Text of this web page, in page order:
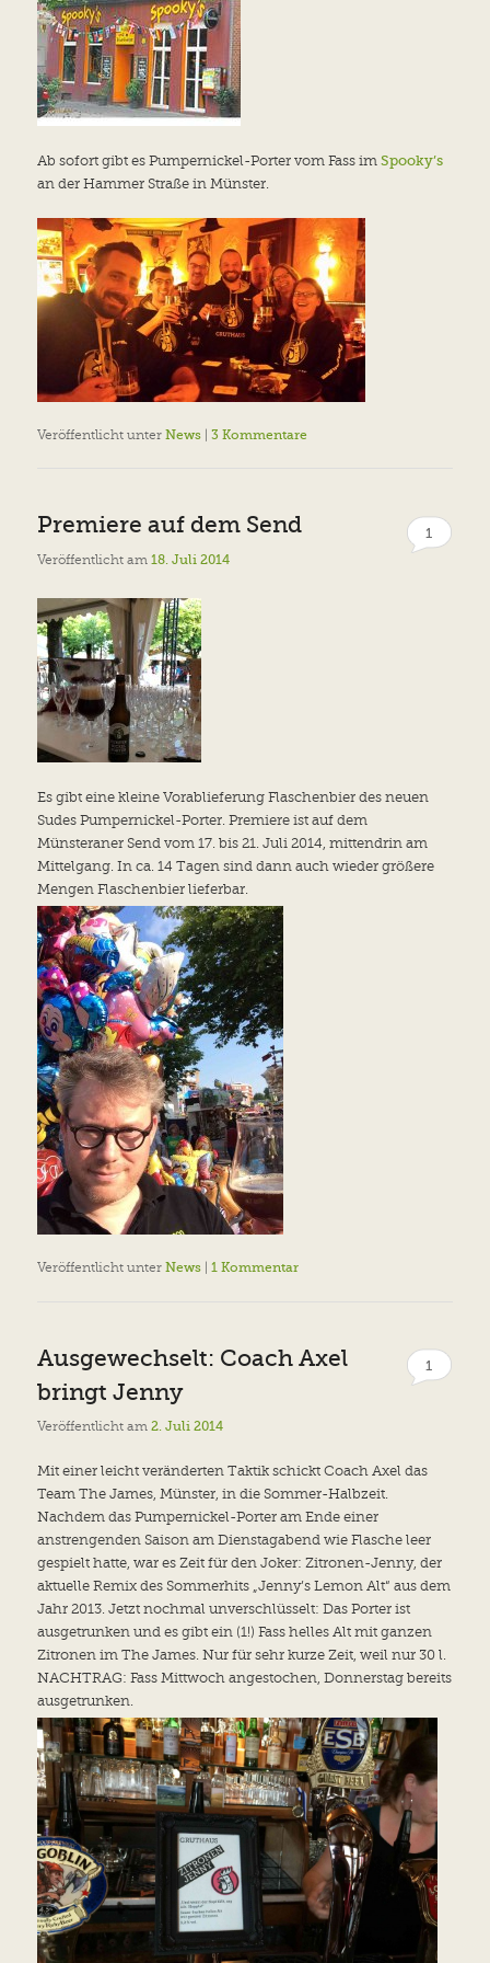
Ab sofort gibt es Pumpernickel-Porter vom Fass imSpooky’s
an der Hammer Straße in Münster.
Veröffentlicht unter News |3 Kommentare
Premiere auf dem Send
Veröffentlicht am18. Juli 2014
1
Es gibt eine kleine Vorablieferung Flaschenbier des neuen
Sudes Pumpernickel-Porter. Premiere ist auf dem
Münsteraner Send vom 17. bis 21. Juli 2014, mittendrin am
Mittelgang. In ca. 14 Tagen sind dann auch wieder größere
Mengen Flaschenbier lieferbar.
Veröffentlicht unter News |1 Kommentar
Ausgewechselt: Coach Axel
bringt Jenny
Veröffentlicht am2. Juli 2014
1
Mit einer leicht veränderten Taktik schickt Coach Axel das
Team The James, Münster, in die Sommer-Halbzeit.
Nachdem das Pumpernickel-Porter am Ende einer
anstrengenden Saison am Dienstagabend wie Flasche leer
gespielt hatte, war es Zeit für den Joker: Zitronen-Jenny, der
aktuelle Remix des Sommerhits „Jenny’s Lemon Alt“ aus dem
Jahr 2013. Jetzt nochmal unverschlüsselt: Das Porter ist
ausgetrunken und es gibt ein (1!) Fass helles Alt mit ganzen
Zitronen im The James. Nur für sehr kurze Zeit, weil nur 30 l.
NACHTRAG: Fass Mittwoch angestochen, Donnerstag bereits
ausgetrunken.